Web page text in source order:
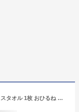
丸眞 タオルギフトセット リラックマ フェイスタオル 1枚 おひるね ご挨拶ギフト 6525001000